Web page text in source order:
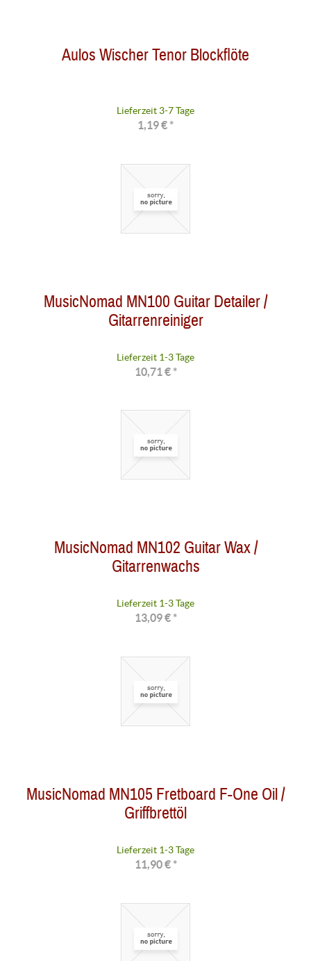
Aulos Wischer Tenor Blockflöte
Lieferzeit 3-7 Tage
1,19 € *
MusicNomad MN100 Guitar Detailer /
Gitarrenreiniger
Lieferzeit 1-3 Tage
10,71 € *
MusicNomad MN102 Guitar Wax /
Gitarrenwachs
Lieferzeit 1-3 Tage
13,09 € *
MusicNomad MN105 Fretboard F-One Oil /
Griffbrettöl
Lieferzeit 1-3 Tage
11,90 € *